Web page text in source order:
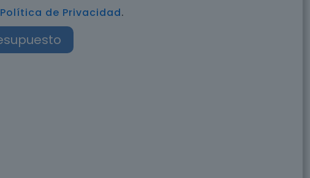
Política de Privacidad.